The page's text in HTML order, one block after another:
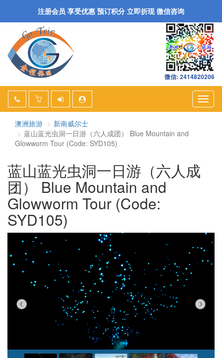
注册会员 享受优惠 预订积分 立即折现 微信咨询
微信: 2414820206
澳洲旅游
新南威尔士
蓝山蓝光虫洞一日游（六人成团） Blue Mountain and
Glowworm Tour (Code: SYD105)
蓝山蓝光虫洞一日游（六人成
团） Blue Mountain and
Glowworm Tour (Code:
SYD105)